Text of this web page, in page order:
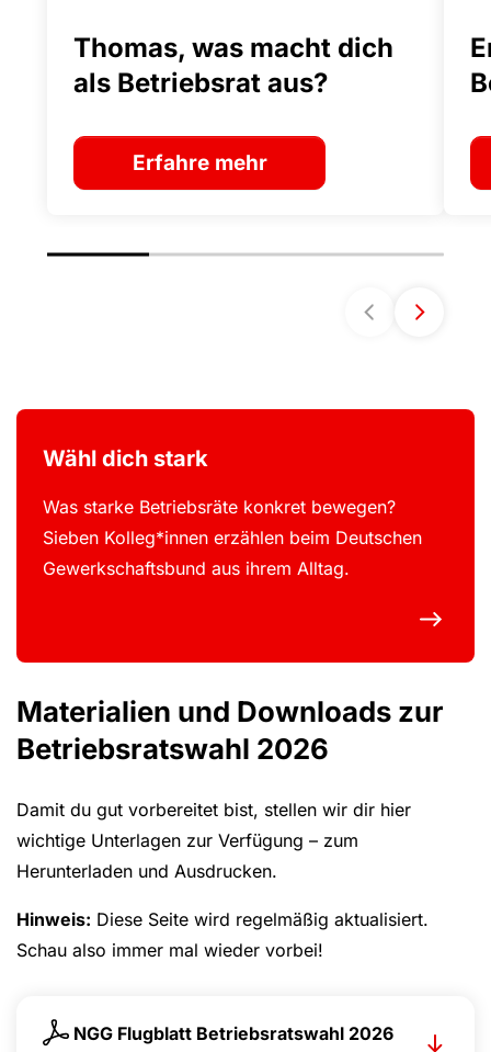
Thomas, was macht dich
als Betriebsrat aus?
Erfahre mehr
Wähl dich stark
Was starke Betriebsräte konkret bewegen?
Sieben Kolleg*innen erzählen beim Deutschen
Gewerkschaftsbund aus ihrem Alltag.
Materialien und Downloads zur
Betriebsratswahl 2026
Damit du gut vorbereitet bist, stellen wir dir hier
wichtige Unterlagen zur Verfügung – zum
Herunterladen und Ausdrucken.
Hinweis: Diese Seite wird regelmäßig aktualisiert.
Schau also immer mal wieder vorbei!
NGG Flugblatt Betriebsratswahl 2026